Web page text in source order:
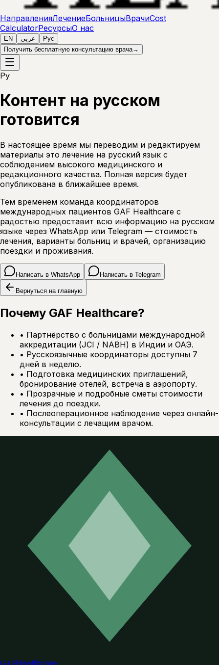
НаправленияЛечениеБольницыВрачиCost
CalculatorРесурсыО нас
EN عربي
Рус
Получить бесплатную консультацию врача→
Ру
Контент на русском
готовится
В настоящее время мы переводим и редактируем
материалы это лечение на русский язык с
соблюдением высокого медицинского и
редакционного качества. Полная версия будет
опубликована в ближайшее время.
Тем временем команда координаторов
международных пациентов GAF Healthcare с
радостью предоставит всю информацию на русском
языке через WhatsApp или Telegram — стоимость
лечения, варианты больниц и врачей, организацию
поездки и проживания.
Написать в WhatsApp Написать в Telegram
Вернуться на главную
Почему GAF Healthcare?
• Партнёрство с больницами международной
аккредитации (JCI / NABH) в Индии и ОАЭ.
• Русскоязычные координаторы доступны 7
дней в неделю.
• Подготовка медицинских приглашений,
бронирование отелей, встреча в аэропорту.
• Прозрачные и подробные сметы стоимости
лечения до поездки.
• Послеоперационное наблюдение через онлайн-
консультации с лечащим врачом.
GAFHealthcare